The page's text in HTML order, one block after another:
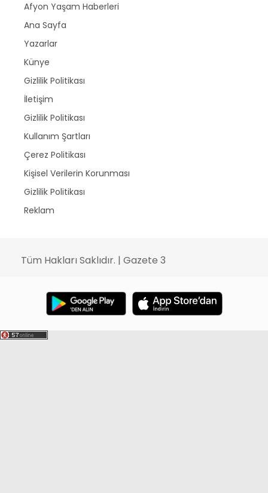
Afyon Yaşam Haberleri
Ana Sayfa
Yazarlar
Künye
Gizlilik Politikası
İletişim
Gizlilik Politikası
Kullanım Şartları
Çerez Politikası
Kişisel Verilerin Korunması
Gizlilik Politikası
Reklam
Tüm Hakları Saklıdır. | Gazete 3